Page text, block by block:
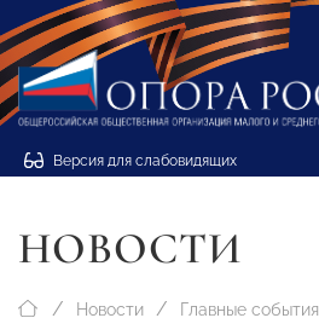
Версия для слабовидящих
НОВОСТИ
Новости Главные события